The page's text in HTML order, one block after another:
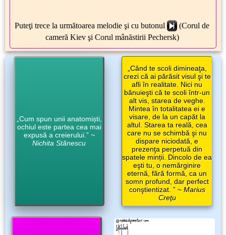
Puteţi trece la următoarea melodie şi cu butonul
(Corul de
cameră Kiev şi Corul mânăstirii Pechersk)
„Cum spun unii anatomiști,
ochiul este partea cea mai
expusă a creierului.” ~
Nichita Stănescu
„Când te scoli dimineaţa,
crezi că ai părăsit visul şi te
afli în realitate. Nici nu
bănuieşti că te scoli într-un
alt vis, starea de veghe.
Mintea în totalitatea ei e
visare, de la un capăt la
altul. Starea ta reală, cea
care nu se schimbă şi nu
dispare niciodată, e
prezenţa perpetuă din
spatele minții. Dincolo de ea
eşti tu, o nemărginire
eternă, fără formă, ca un
somn profund, dar perfect
conştientizat. ” ~Marius
Creţu